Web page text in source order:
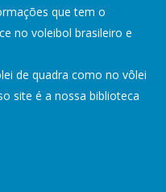
que tem o
no voleibol brasileiro e
de quadra como no vôlei
site é a nossa biblioteca